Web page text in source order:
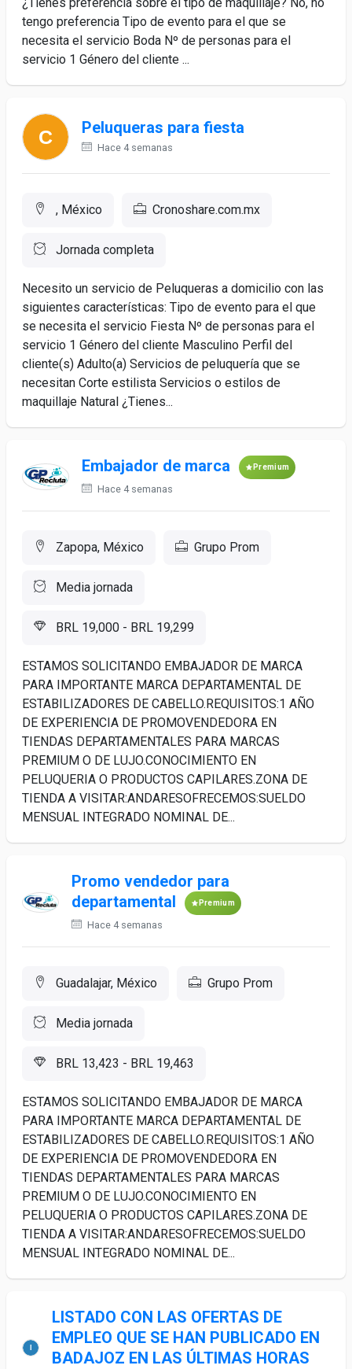
tengo preferencia Tipo de evento para el que se
necesita el servicio Boda Nº de personas para el
servicio 1 Género del cliente ...
Peluqueras para fiesta
Hace 4 semanas
, México Cronoshare.com.mx
Jornada completa
Necesito un servicio de Peluqueras a domicilio con las
siguientes características: Tipo de evento para el que
se necesita el servicio Fiesta Nº de personas para el
servicio 1 Género del cliente Masculino Perfil del
cliente(s) Adulto(a) Servicios de peluquería que se
necesitan Corte estilista Servicios o estilos de
maquillaje Natural ¿Tienes...
Embajador de marca Premium
Hace 4 semanas
Zapopa, México Grupo Prom
Media jornada
BRL 19,000 - BRL 19,299
ESTAMOS SOLICITANDO EMBAJADOR DE MARCA
PARA IMPORTANTE MARCA DEPARTAMENTAL DE
ESTABILIZADORES DE CABELLO.REQUISITOS:1 AÑO
DE EXPERIENCIA DE PROMOVENDEDORA EN
TIENDAS DEPARTAMENTALES PARA MARCAS
PREMIUM O DE LUJO.CONOCIMIENTO EN
PELUQUERIA O PRODUCTOS CAPILARES.ZONA DE
TIENDA A VISITAR:ANDARESOFRECEMOS:SUELDO
MENSUAL INTEGRADO NOMINAL DE...
Promo vendedor para
departamental
Premium
Hace 4 semanas
Guadalajar, México Grupo Prom
Media jornada
BRL 13,423 - BRL 19,463
ESTAMOS SOLICITANDO EMBAJADOR DE MARCA
PARA IMPORTANTE MARCA DEPARTAMENTAL DE
ESTABILIZADORES DE CABELLO.REQUISITOS:1 AÑO
DE EXPERIENCIA DE PROMOVENDEDORA EN
TIENDAS DEPARTAMENTALES PARA MARCAS
PREMIUM O DE LUJO.CONOCIMIENTO EN
PELUQUERIA O PRODUCTOS CAPILARES.ZONA DE
TIENDA A VISITAR:ANDARESOFRECEMOS:SUELDO
MENSUAL INTEGRADO NOMINAL DE...
LISTADO CON LAS OFERTAS DE
EMPLEO QUE SE HAN PUBLICADO EN
BADAJOZ EN LAS ÚLTIMAS HORAS